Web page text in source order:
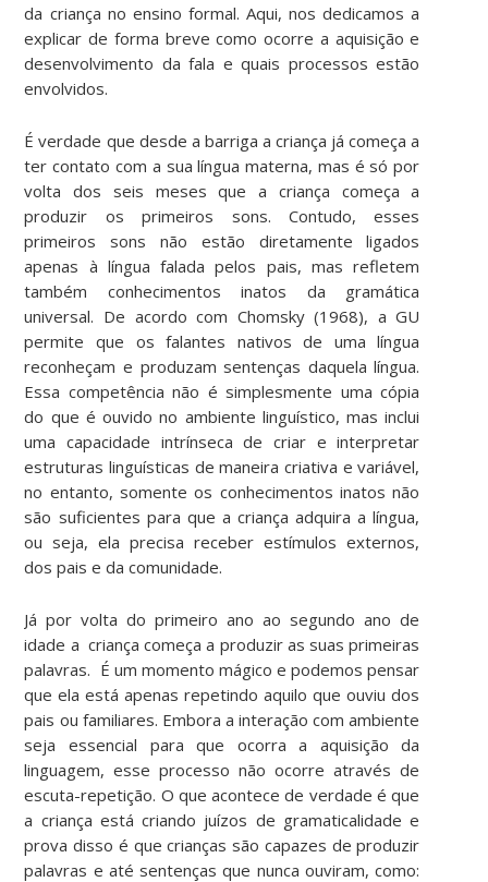
da criança no ensino formal. Aqui, nos dedicamos a
explicar de forma breve como ocorre a aquisição e
desenvolvimento da fala e quais processos estão
envolvidos.
É verdade que desde a barriga a criança já começa a
ter contato com a sua língua materna, mas é só por
volta dos seis meses que a criança começa a
produzir os primeiros sons. Contudo, esses
primeiros sons não estão diretamente ligados
apenas à língua falada pelos pais, mas refletem
também conhecimentos inatos da gramática
universal. De acordo com Chomsky (1968), a GU
permite que os falantes nativos de uma língua
reconheçam e produzam sentenças daquela língua.
Essa competência não é simplesmente uma cópia
do que é ouvido no ambiente linguístico, mas inclui
uma capacidade intrínseca de criar e interpretar
estruturas linguísticas de maneira criativa e variável,
no entanto, somente os conhecimentos inatos não
são suficientes para que a criança adquira a língua,
ou seja, ela precisa receber estímulos externos,
dos pais e da comunidade.
Já por volta do primeiro ano ao segundo ano de
idade a criança começa a produzir as suas primeiras
palavras. É um momento mágico e podemos pensar
que ela está apenas repetindo aquilo que ouviu dos
pais ou familiares. Embora a interação com ambiente
seja essencial para que ocorra a aquisição da
linguagem, esse processo não ocorre através de
escuta-repetição. O que acontece de verdade é que
a criança está criando juízos de gramaticalidade e
prova disso é que crianças são capazes de produzir
palavras e até sentenças que nunca ouviram, como: